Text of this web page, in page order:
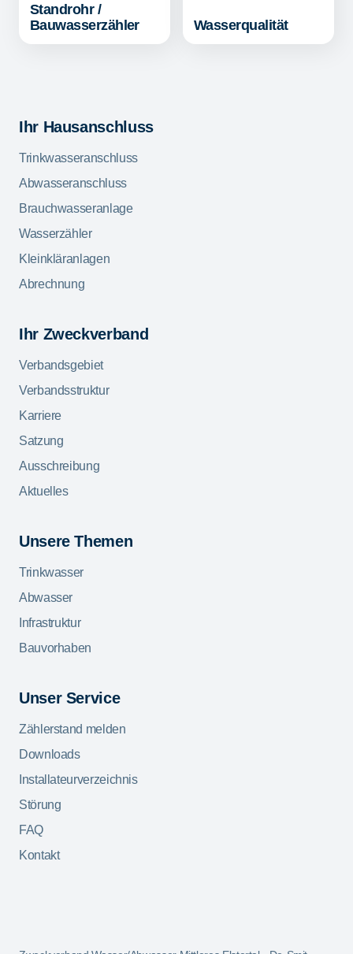
Standrohr /
Bauwasserzähler
Wasserqualität
Ihr Hausanschluss
Trinkwasseranschluss
Abwasseranschluss
Brauchwasseranlage
Wasserzähler
Kleinkläranlagen
Abrechnung
Ihr Zweckverband
Verbandsgebiet
Verbandsstruktur
Karriere
Satzung
Ausschreibung
Aktuelles
Unsere Themen
Trinkwasser
Abwasser
Infrastruktur
Bauvorhaben
Unser Service
Zählerstand melden
Downloads
Installateurverzeichnis
Störung
FAQ
Kontakt